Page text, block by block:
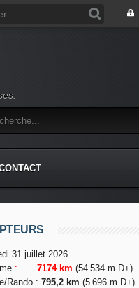
31 juillet 2026
: 7174 km (54 534 m D+)
Rando : 795,2 km (5 696 m D+)